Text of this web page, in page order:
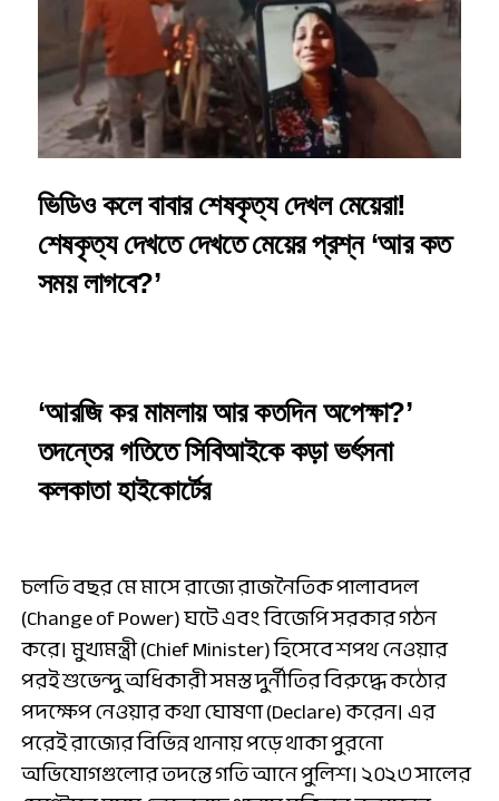
ভিডিও কলে বাবার শেষকৃত্য দেখল মেয়েরা!
শেষকৃত্য দেখতে দেখতে মেয়ের প্রশ্ন ‘আর কত
সময় লাগবে?’
‘আরজি কর মামলায় আর কতদিন অপেক্ষা?’
তদন্তের গতিতে সিবিআইকে কড়া ভর্ৎসনা
কলকাতা হাইকোর্টের
চলতি বছর মে মাসে রাজ্যে রাজনৈতিক পালাবদল
(Change of Power) ঘটে এবং বিজেপি সরকার গঠন
করে। মুখ্যমন্ত্রী (Chief Minister) হিসেবে শপথ নেওয়ার
পরই শুভেন্দু অধিকারী সমস্ত দুর্নীতির বিরুদ্ধে কঠোর
পদক্ষেপ নেওয়ার কথা ঘোষণা (Declare) করেন। এর
পরেই রাজ্যের বিভিন্ন থানায় পড়ে থাকা পুরনো
অভিযোগগুলোর তদন্তে গতি আনে পুলিশ। ২০২৩ সালের